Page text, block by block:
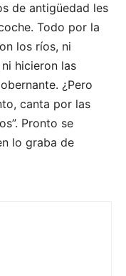
de antigüedad les
Todo por la
los ríos, ni
hicieron las
¿Pero
canta por las
Pronto se
lo graba de